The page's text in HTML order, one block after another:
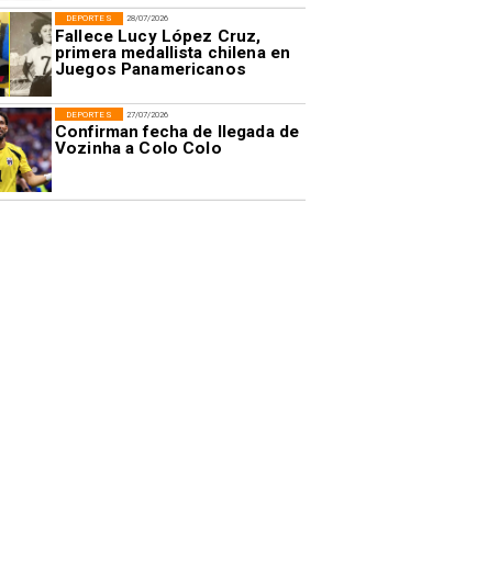
28/07/2026
Fallece Lucy López Cruz,
primera medallista chilena en
Juegos Panamericanos
DEPORTES
27/07/2026
Confirman fecha de llegada de
Vozinha a Colo Colo
DEPORTES